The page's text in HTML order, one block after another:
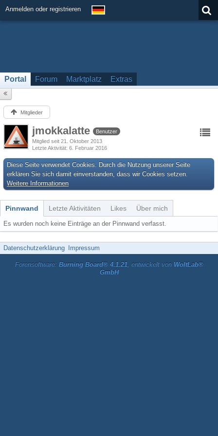
Anmelden oder registrieren
Portal Forum Marktplatz Extras
Mitglieder
jmokkalatte
Benutzer
Mitglied seit 21. Oktober 2013
Letzte Aktivität 6. Februar 2016
Diese Seite verwendet Cookies. Durch die Nutzung unserer Seite
erklären Sie sich damit einverstanden, dass wir Cookies setzen.
Weitere Informationen
Pinnwand Letzte Aktivitäten Likes Über mich
Es wurden noch keine Einträge an der Pinnwand verfasst.
Datenschutzerklärung Impressum
Forensoftware: Burning Board® 4.1.21, entwickelt von WoltLab®
GmbH